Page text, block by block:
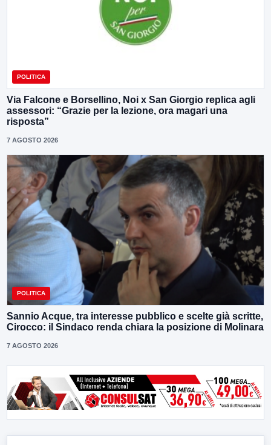
POLITICA
Via Falcone e Borsellino, Noi x San Giorgio replica agli
assessori: “Grazie per la lezione, ora magari una
risposta”
7 AGOSTO 2026
POLITICA
Sannio Acque, tra interesse pubblico e scelte già scritte,
Cirocco: il Sindaco renda chiara la posizione di Molinara
7 AGOSTO 2026